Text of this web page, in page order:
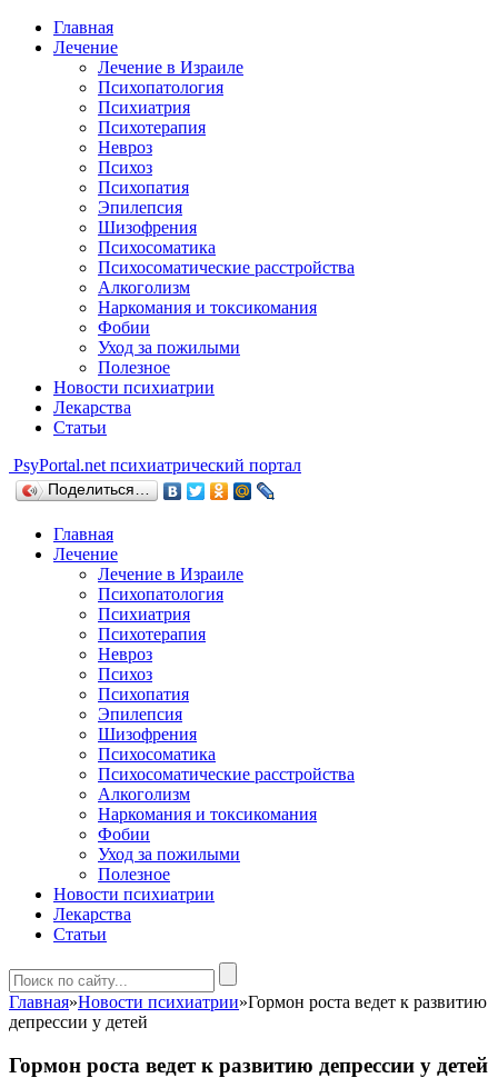
Главная
Лечение
Лечение в Израиле
Психопатология
Психиатрия
Психотерапия
Невроз
Психоз
Психопатия
Эпилепсия
Шизофрения
Психосоматика
Психосоматические расстройства
Алкоголизм
Наркомания и токсикомания
Фобии
Уход за пожилыми
Полезное
Новости психиатрии
Лекарства
Статьи
PsyPortal.net психиатрический портал
Поделиться…
Главная
Лечение
Лечение в Израиле
Психопатология
Психиатрия
Психотерапия
Невроз
Психоз
Психопатия
Эпилепсия
Шизофрения
Психосоматика
Психосоматические расстройства
Алкоголизм
Наркомания и токсикомания
Фобии
Уход за пожилыми
Полезное
Новости психиатрии
Лекарства
Статьи
Главная»Новости психиатрии»Гормон роста ведет к развитию
депрессии у детей
Гормон роста ведет к развитию депрессии у детей